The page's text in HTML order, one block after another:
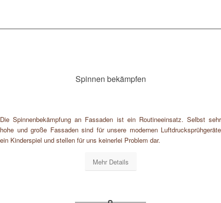
Spinnen bekämpfen
Die Spinnenbekämpfung an Fassaden ist ein Routineeinsatz. Selbst sehr
hohe und große Fassaden sind für unsere modernen Luftdrucksprühgeräte
ein Kinderspiel und stellen für uns keinerlei Problem dar.
Mehr Details